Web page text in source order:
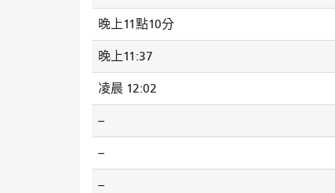
晚上11點10分
晚上11:37
凌晨 12:02
--
--
--